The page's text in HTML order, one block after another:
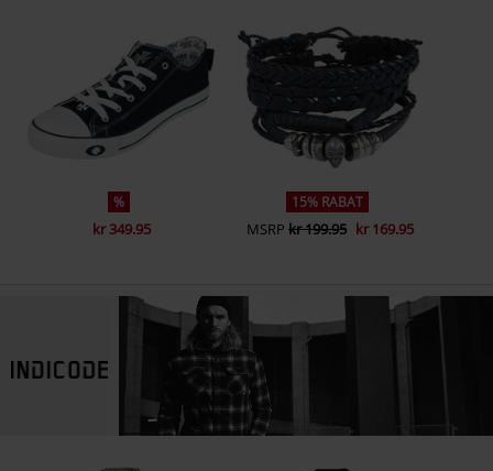
%
kr 349.95
15% RABAT
MSRP kr 199.95 kr 169.95